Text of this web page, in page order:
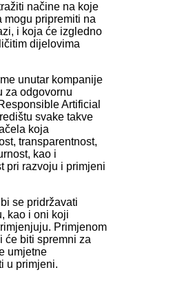
načine na koje
mogu pripremiti na
i koja će izgledno
dijelovima
unutar kompanije
za odgovornu
Artificial
svake takve
koja
transparentnost,
kao i
pri razvoju i primjeni
se pridržavati
kao i oni koji
Primjenom
će biti spremni za
umjetne
u primjeni.